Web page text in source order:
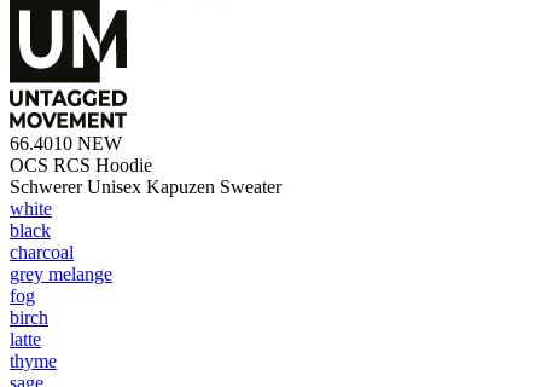
66.4010 NEW
OCS RCS Hoodie
Schwerer Unisex Kapuzen Sweater
white
black
charcoal
grey melange
fog
birch
latte
thyme
sage